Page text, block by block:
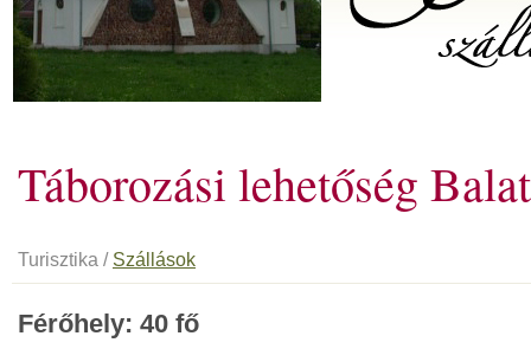
Táborozási lehetőség
Turisztika / Szállások
Férőhely: 40 fő